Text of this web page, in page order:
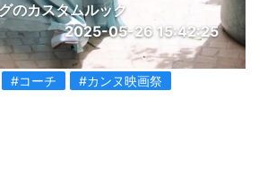
のカスタムルック
2025-05-26 15:42:25
#コーチ #カンヌ映画祭